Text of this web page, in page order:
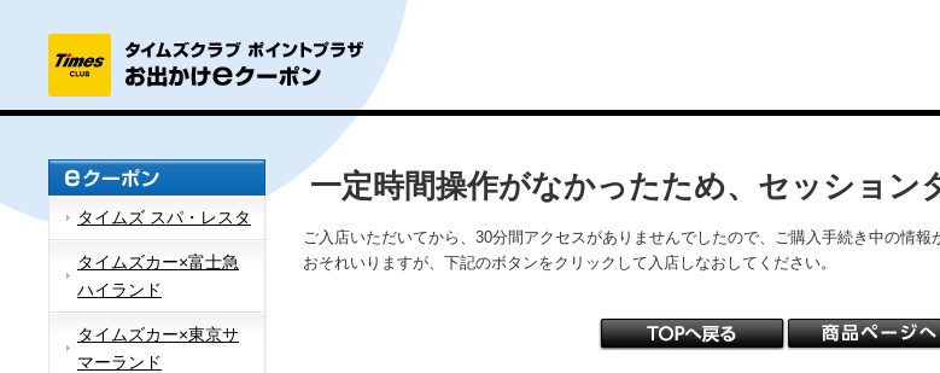
タイムズ スパ・レスタ
タイムズカー×富士急
ハイランド
タイムズカー×東京サ
マーランド
一定時間操作がなかったため、セッション
ご入店いただいてから、30分間アクセスがありませんでしたので、ご購入手続き中の情報
おそれいりますが、下記のボタンをクリックして入店しなおしてください。